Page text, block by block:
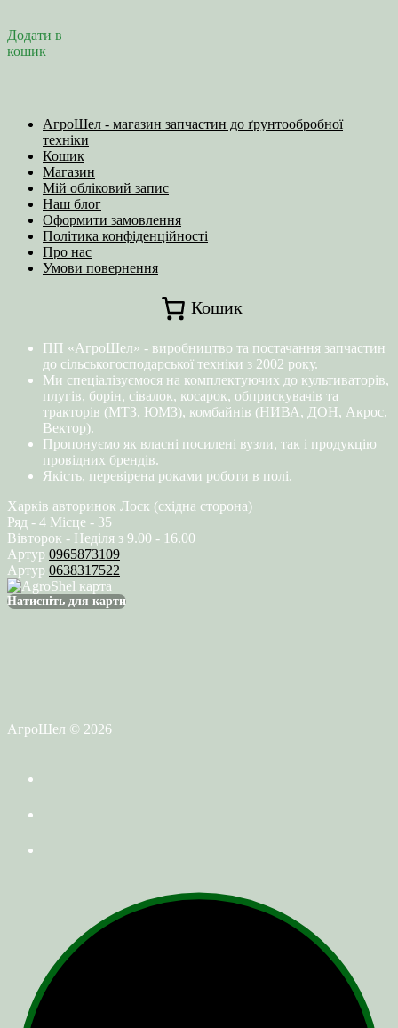
Додати в
кошик
АгроШел - магазин запчастин до ґрунтообробної
техніки
Кошик
Магазин
Мій обліковий запис
Наш блог
Оформити замовлення
Політика конфіденційності
Про нас
Умови повернення
Кошик
ПП «АгроШел» - виробництво та постачання запчастин
до сільськогосподарської техніки з 2002 року.
Ми спеціалізуємося на комплектуючих до культиваторів,
плугів, борін, сівалок, косарок, обприскувачів та
тракторів (МТЗ, ЮМЗ), комбайнів (НИВА, ДОН, Акрос,
Вектор).
Пропонуємо як власні посилені вузли, так і продукцію
провідних брендів.
Якість, перевірена роками роботи в полі.
Харків авторинок Лоск (східна сторона)
Ряд - 4 Місце - 35
Вівторок - Неділя з 9.00 - 16.00
Артур 0965873109
Артур 0638317522
Натисніть для карти
АгроШел © 2026